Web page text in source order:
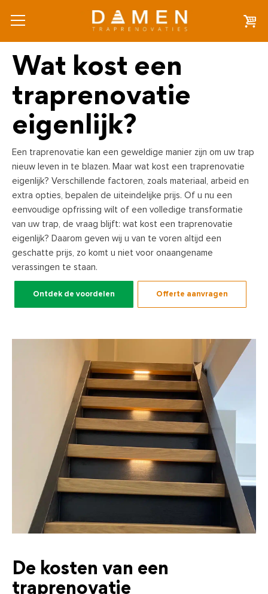
Wat kost een
traprenovatie
eigenlijk?
Een traprenovatie kan een geweldige manier zijn om uw trap
nieuw leven in te blazen. Maar wat kost een traprenovatie
eigenlijk? Verschillende factoren, zoals materiaal, arbeid en
extra opties, bepalen de uiteindelijke prijs. Of u nu een
eenvoudige opfrissing wilt of een volledige transformatie
van uw trap, de vraag blijft: wat kost een traprenovatie
eigenlijk? Daarom geven wij u van te voren altijd een
geschatte prijs, zo komt u niet voor onaangename
verassingen te staan.
Ontdek de voordelen Offerte aanvragen
De kosten van een
traprenovatie